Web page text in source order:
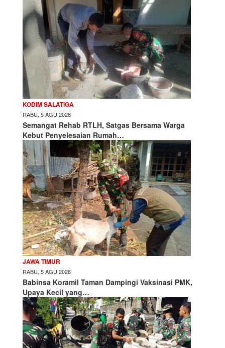
KODIM SALATIGA
RABU, 5 AGU 2026
Semangat Rehab RTLH, Satgas Bersama Warga
Kebut Penyelesaian Rumah…
JAWA TIMUR
RABU, 5 AGU 2026
Babinsa Koramil Taman Dampingi Vaksinasi PMK,
Upaya Kecil yang…